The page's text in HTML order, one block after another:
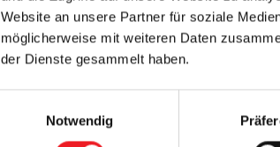
Website an unsere Partner für soziale
möglicherweise mit weiteren Daten
der Dienste gesammelt haben.
Notwendig